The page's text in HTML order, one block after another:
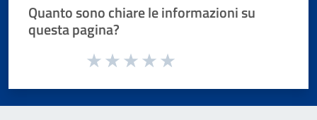
Quanto sono chiare le informazioni su
questa pagina?
Valuta da 1 a 5 stelle la pagina